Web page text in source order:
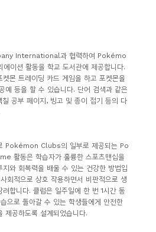
International과 협력하여 Pokémo
에이션 활동을 학교 도서관에 제공합니다.
몬 트레이딩 카드 게임을 하고 포켓몬을
예 등을 할 수 있습니다. 단어 검색과 같은
칠 공부 페이지 , 빙고 및 종이 접기 등의 다
Pokémon Clubs의 일부로 제공되는 Po
활동은 학습자가 훌륭한 스포츠맨십을
지와 회복력을 배울 수 있는 건강한 방법입
회적으로 상호 작용하면서 비판적으로 생
려합니다. 클럽은 일주일에 한 번 1시간 동
으로 돌아갈 수 있는 학생들에게 안전한
제공하도록 설계되었습니다.